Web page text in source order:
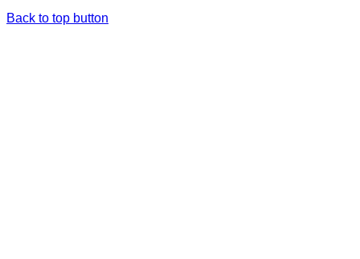
Back to top button